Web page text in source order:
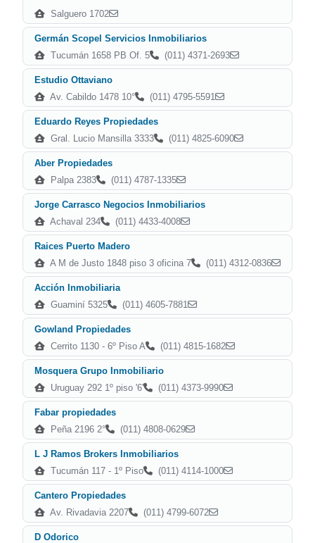
Salguero 1702
Germán Scopel Servicios Inmobiliarios
Tucumán 1658 PB Of. 5
(011) 4371-2693
Estudio Ottaviano
Av. Cabildo 1478 10°
(011) 4795-5591
Eduardo Reyes Propiedades
Gral. Lucio Mansilla 3333
(011) 4825-6090
Aber Propiedades
Palpa 2383
(011) 4787-1335
Jorge Carrasco Negocios Inmobiliarios
Achaval 234
(011) 4433-4008
Raices Puerto Madero
A M de Justo 1848 piso 3 oficina 7
(011) 4312-0836
Acción Inmobiliaria
Guaminí 5325
(011) 4605-7881
Gowland Propiedades
Cerrito 1130 - 6º Piso A
(011) 4815-1682
Mosquera Grupo Inmobiliario
Uruguay 292 1º piso '6'
(011) 4373-9990
Fabar propiedades
Peña 2196 2°
(011) 4808-0629
L J Ramos Brokers Inmobiliarios
Tucumán 117 - 1º Piso
(011) 4114-1000
Cantero Propiedades
Av. Rivadavia 2207
(011) 4799-6072
D Odorico